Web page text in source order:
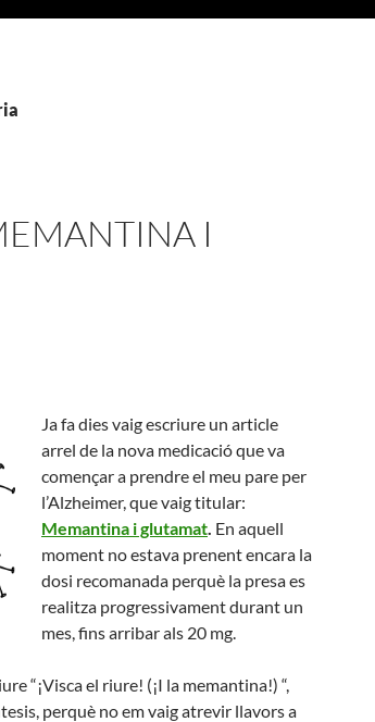
I
Ja fa dies vaig escriure un article
arrel de la nova medicació que va
començar a prendre el meu pare per
l’Alzheimer, que vaig titular:
Memantina i glutamat. En aquell
moment no estava prenent encara la
dosi recomanada perquè la presa es
realitza progressivament durant un
mes, fins arribar als 20 mg.
“¡Visca el riure! (¡I la memantina!) “,
perquè no em vaig atrevir llavors a